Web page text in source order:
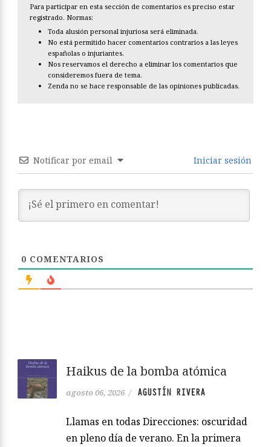
Para participar en esta sección de comentarios es preciso estar
registrado. Normas:
Toda alusión personal injuriosa será eliminada.
No está permitido hacer comentarios contrarios a las leyes
españolas o injuriantes.
Nos reservamos el derecho a eliminar los comentarios que
consideremos fuera de tema.
Zenda no se hace responsable de las opiniones publicadas.
Notificar por email Iniciar sesión
0 COMENTARIOS
Haikus de la bomba atómica
agosto 06, 2026 / AGUSTÍN RIVERA
Llamas en todas Direcciones: oscuridad
en pleno día de verano. En la primera